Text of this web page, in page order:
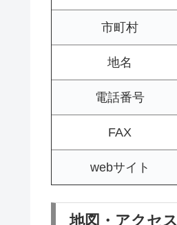
市町村
地名
電話番号
FAX
webサイト
地図・アクセス